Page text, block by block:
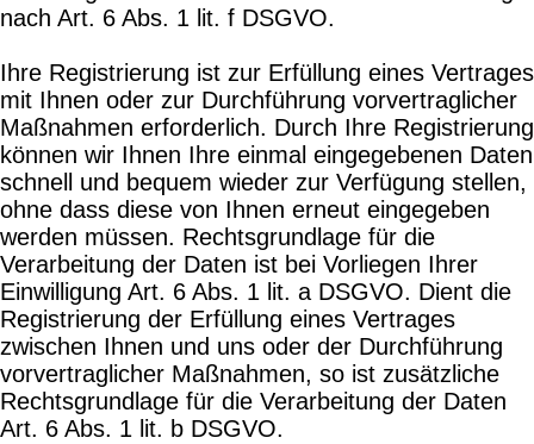
nach Art. 6 Abs. 1 lit. f DSGVO.
Ihre Registrierung ist zur Erfüllung eines Vertrages
mit Ihnen oder zur Durchführung vorvertraglicher
Maßnahmen erforderlich. Durch Ihre Registrierung
können wir Ihnen Ihre einmal eingegebenen Daten
schnell und bequem wieder zur Verfügung stellen,
ohne dass diese von Ihnen erneut eingegeben
werden müssen. Rechtsgrundlage für die
Verarbeitung der Daten ist bei Vorliegen Ihrer
Einwilligung Art. 6 Abs. 1 lit. a DSGVO. Dient die
Registrierung der Erfüllung eines Vertrages
zwischen Ihnen und uns oder der Durchführung
vorvertraglicher Maßnahmen, so ist zusätzliche
Rechtsgrundlage für die Verarbeitung der Daten
Art. 6 Abs. 1 lit. b DSGVO.